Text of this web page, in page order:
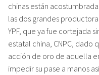
chinas están
las dos grandes
YPF, que ya fue cortejada
estatal china, CNPC, dado
acción de oro de aquella
impedir su pase a manos